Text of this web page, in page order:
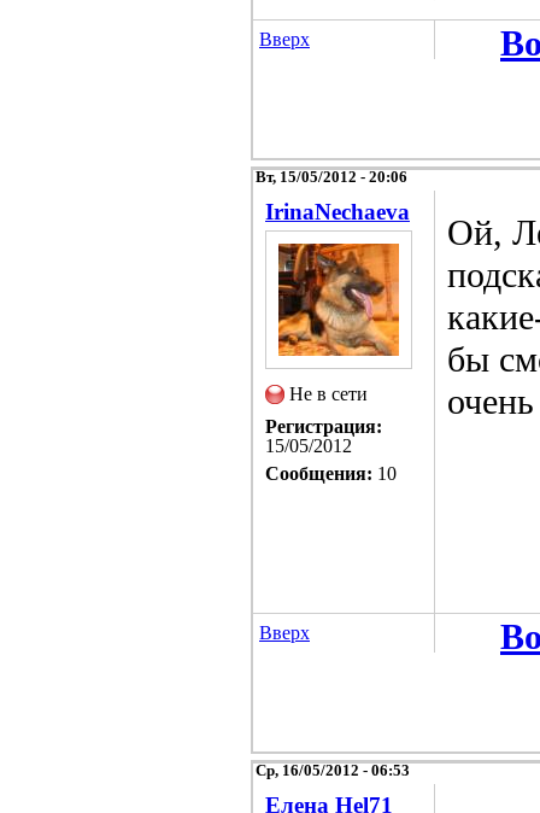
Вверх
Вт, 15/05/2012 - 20:06
IrinaNechaeva
Не в сети
Регистрация:
15/05/2012
Сообщения: 10
Ой,
бы
Вверх
Ср, 16/05/2012 - 06:53
Елена Hel71